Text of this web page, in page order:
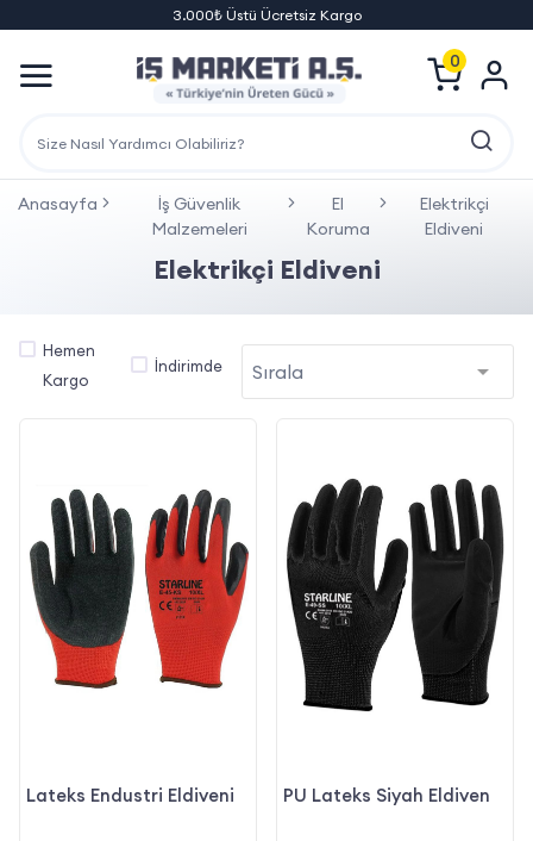
3.000₺ Üstü Ücretsiz Kargo
0
Anasayfa
İş Güvenlik
Malzemeleri
El
Koruma
Elektrikçi
Eldiveni
Elektrikçi Eldiveni
Hemen
Kargo
İndirimde
Lateks Endustri Eldiveni PU Lateks Siyah Eldiven